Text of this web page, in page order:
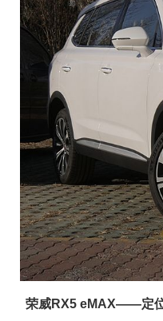
荣威RX5 eMAX——定位